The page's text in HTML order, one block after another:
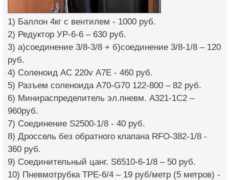
1) Баллон 4кг с вентилем - 1000 руб.
2) Редуктор УР-6-6 – 630 руб.
3) a)соединение 3/8-3/8 + б)соединение 3/8-1/8 – 120
руб.
4) Соленоид АС 220v А7Е - 460 руб.
5) Разъем соленоида А70-G70 122-800 – 82 руб.
6) Минираспределитель эл.пневм. А321-1С2 –
960руб.
7) Соединение S2500-1/8 - 40 руб.
8) Дроссель без обратного клапана RFO-382-1/8 -
360 руб.
9) Соединительный цанг. S6510-6-1/8 – 50 руб.
10) Пневмотрубка ТРЕ-6/4 – 19 руб/метр (5 метров) -